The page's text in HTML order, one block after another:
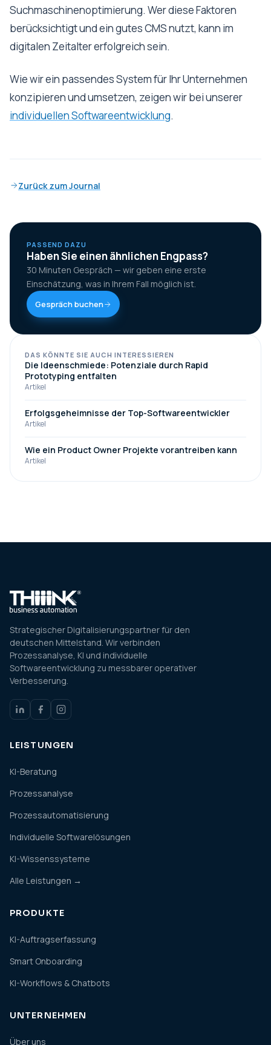
Suchmaschinenoptimierung. Wer diese Faktoren
berücksichtigt und ein gutes CMS nutzt, kann im
digitalen Zeitalter erfolgreich sein.
Wie wir ein passendes System für Ihr Unternehmen
konzipieren und umsetzen, zeigen wir bei unserer
individuellen Softwareentwicklung.
Zurück zum Journal
PASSEND DAZU
Haben Sie einen ähnlichen Engpass?
30 Minuten Gespräch — wir geben eine erste
Einschätzung, was in Ihrem Fall möglich ist.
Gespräch buchen
DAS KÖNNTE SIE AUCH INTERESSIEREN
Die Ideenschmiede: Potenziale durch Rapid
Prototyping entfalten
Artikel
Erfolgsgeheimnisse der Top-Softwareentwickler
Artikel
Wie ein Product Owner Projekte vorantreiben kann
Artikel
Strategischer Digitalisierungspartner für den
deutschen Mittelstand. Wir verbinden
Prozessanalyse, KI und individuelle
Softwareentwicklung zu messbarer operativer
Verbesserung.
LEISTUNGEN
KI-Beratung
Prozessanalyse
Prozessautomatisierung
Individuelle Softwarelösungen
KI-Wissenssysteme
Alle Leistungen →
PRODUKTE
KI-Auftragserfassung
Smart Onboarding
KI-Workflows & Chatbots
UNTERNEHMEN
Über uns